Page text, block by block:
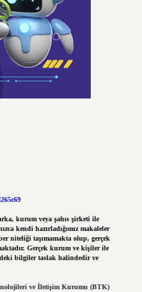
kurum veya şahıs şirketi ile
kendi hazırladığımız makaleler
niteliği taşımamakta olup, gerçek
Gerçek kurum ve kişiler ile
bilgiler taslak halindedir ve
ve İletişim Kurumu (BTK)